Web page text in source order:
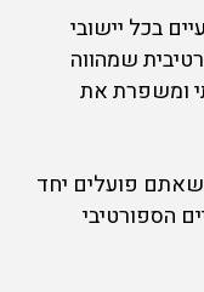
בכל יישובי
שמהווה
ומשפרת את
פועלים יחד
הספורטיבי